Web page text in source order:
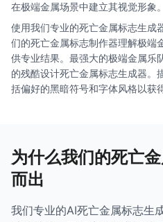
在极端金属场景中建立其视觉形象。
使用我们专业的死亡金属标志生成
们的死亡金属标志制作器理解极端
供专业结果。最强大的极端金属乐
的残酷设计死亡金属标志生成器。
括偏好的黑暗符号和字体风格以获
为什么我们的死亡
而出
我们专业的AI死亡金属标志生